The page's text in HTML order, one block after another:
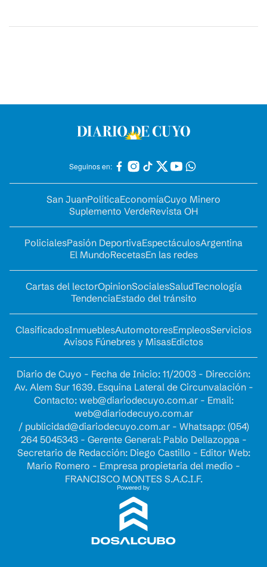
Seguinos en:
San JuanPolíticaEconomíaCuyo Minero
Suplemento VerdeRevista OH
PolicialesPasión DeportivaEspectáculosArgentina
El MundoRecetasEn las redes
Cartas del lectorOpinionSocialesSaludTecnología
TendenciaEstado del tránsito
ClasificadosInmueblesAutomotoresEmpleosServicios
Avisos Fúnebres y MisasEdictos
Diario de Cuyo - Fecha de Inicio: 11/2003 - Dirección:
Av. Alem Sur 1639. Esquina Lateral de Circunvalación -
Contacto: web@diariodecuyo.com.ar- Email:
web@diariodecuyo.com.ar
/ publicidad@diariodecuyo.com.ar- Whatsapp: (054)
264 5045343 - Gerente General: Pablo Dellazoppa -
Secretario de Redacción: Diego Castillo - Editor Web:
Mario Romero - Empresa propietaria del medio -
FRANCISCO MONTES S.A.C.I.F.